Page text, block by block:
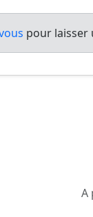
pour laisser
A